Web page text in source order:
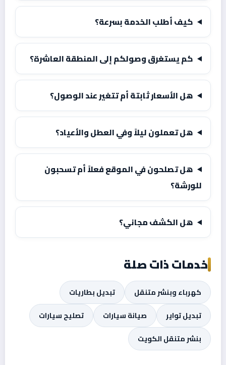
كيف أطلب الخدمة بسرعة؟
كم يستغرق وصولكم إلى المنطقة العاشرة؟
هل الأسعار ثابتة أم تتغير عند الوصول؟
هل تعملون ليلاً وفي العطل والأعياد؟
هل تصلحون في الموقع فعلاً أم تسحبون
للورشة؟
هل الكشف مجاني؟
خدمات ذات صلة
كهرباء وبنشر متنقل
تبديل بطاريات
تبديل تواير
صيانة سيارات
تصليح سيارات
بنشر متنقل الكويت